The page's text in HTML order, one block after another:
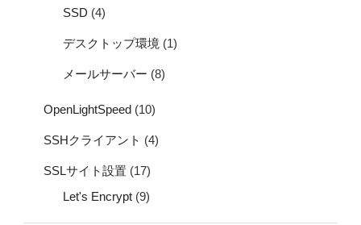
SSD (4)
デスクトップ環境 (1)
メールサーバー (8)
OpenLightSpeed (10)
SSHクライアント (4)
SSLサイト設置 (17)
Let's Encrypt (9)